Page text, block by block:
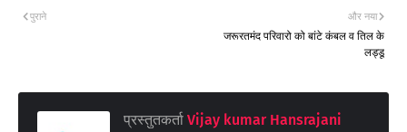
और नया
जरूरतमंद परिवारो को बांटे कंबल व तिल के
लड्डू
पुराने
प्रस्तुतकर्ता Vijay kumar Hansrajani